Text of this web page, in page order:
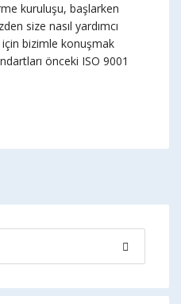
kuruluşu, başlarken
size nasıl yardımcı
bizimle konuşmak
önceki ISO 9001